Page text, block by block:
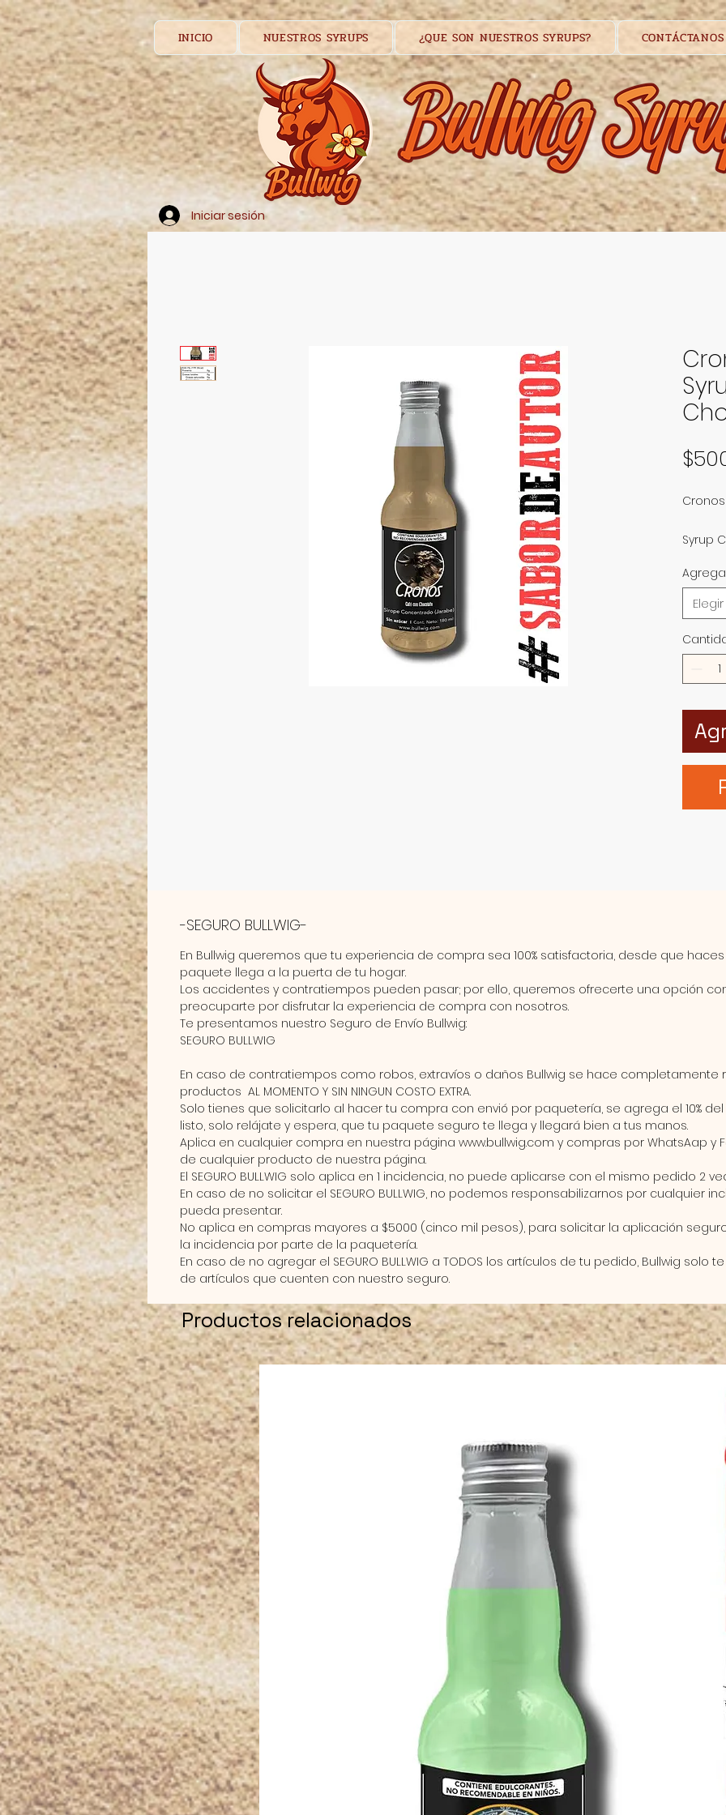
INICIO NUESTROS SYRUPS ¿QUE SON NUESTROS SYRUPS? CONTÁCTANOS
Iniciar sesión
Cronos
Syrup
Elegir
-SEGURO BULLWIG-
En Bullwig queremos que tu experiencia de compra sea 100% satisfactoria, desde que
paquete llega a la puerta de tu hogar.
Los accidentes y contratiempos pueden pasar; por ello, queremos ofrecerte una opción
preocuparte por disfrutar la experiencia de compra con nosotros.
Te presentamos nuestro Seguro de Envío Bullwig:
SEGURO BULLWIG
En caso de contratiempos como robos, extravíos o daños Bullwig se hace completamente
productos AL MOMENTO Y SIN NINGUN COSTO EXTRA.
Solo tienes que solicitarlo al hacer tu compra con envió por paquetería, se agrega el 10%
listo, solo relájate y espera, que tu paquete seguro te llega y llegará bien a tus manos.
Aplica en cualquier compra en nuestra página www.bullwig.com y compras por WhatsAap y
de cualquier producto de nuestra página.
El SEGURO BULLWIG solo aplica en 1 incidencia, no puede aplicarse con el mismo pedido 2
En caso de no solicitar el SEGURO BULLWIG, no podemos responsabilizarnos por cualquier
pueda presentar.
No aplica en compras mayores a $5000 (cinco mil pesos), para solicitar la aplicación
la incidencia por parte de la paquetería.
En caso de no agregar el SEGURO BULLWIG a TODOS los artículos de tu pedido, Bullwig solo
de artículos que cuenten con nuestro seguro.
Productos relacionados